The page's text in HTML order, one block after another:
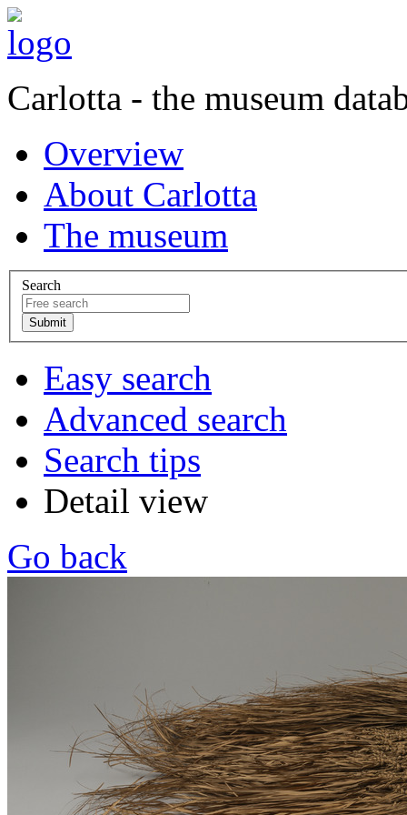
Carlotta - the museum
Overview
About Carlotta
The museum
Search
Easy search
Advanced search
Search tips
Detail view
Go back